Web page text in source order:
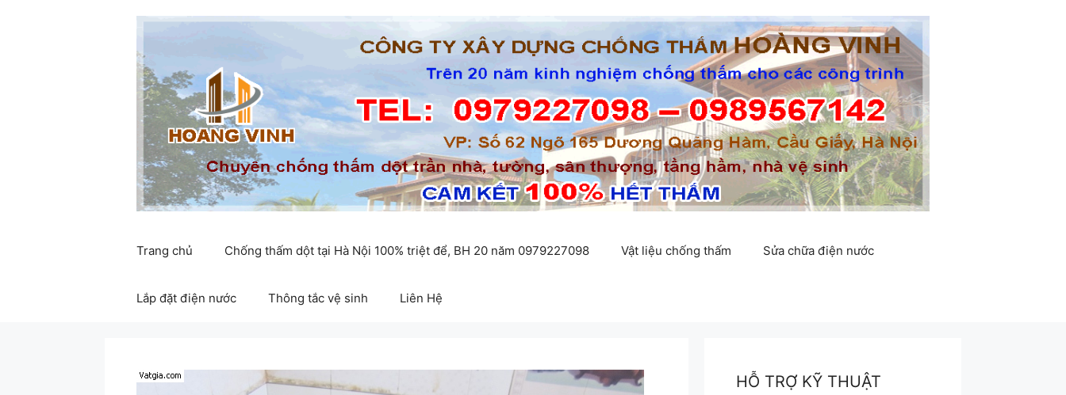
Trang chủ Chống thấm dột tại Hà Nội 100% triệt để, BH 20 năm 0979227098 Vật liệu chống thấm Sửa chữa điện nước
Lắp đặt điện nước Thông tắc vệ sinh Liên Hệ
HỖ TRỢ KỸ THUẬT